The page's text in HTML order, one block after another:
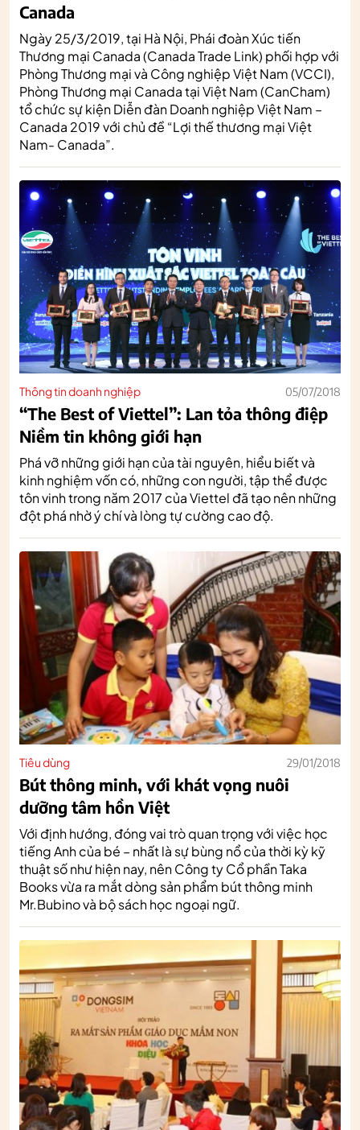
Canada
Ngày 25/3/2019, tại Hà Nội, Phái đoàn Xúc tiến
Thương mại Canada (Canada Trade Link) phối hợp với
Phòng Thương mại và Công nghiệp Việt Nam (VCCI),
Phòng Thương mại Canada tại Việt Nam (CanCham)
tổ chức sự kiện Diễn đàn Doanh nghiệp Việt Nam –
Canada 2019 với chủ đề “Lợi thế thương mại Việt
Nam- Canada”.
Thông tin doanh nghiệp 05/07/2018
“The Best of Viettel”: Lan tỏa thông điệp
Niềm tin không giới hạn
Phá vỡ những giới hạn của tài nguyên, hiểu biết và
kinh nghiệm vốn có, những con người, tập thể được
tôn vinh trong năm 2017 của Viettel đã tạo nên những
đột phá nhờ ý chí và lòng tự cường cao độ.
Tiêu dùng 29/01/2018
Bút thông minh, với khát vọng nuôi
dưỡng tâm hồn Việt
Với định hướng, đóng vai trò quan trọng với việc học
tiếng Anh của bé – nhất là sự bùng nổ của thời kỳ kỹ
thuật số như hiện nay, nên Công ty Cổ phần Taka
Books vừa ra mắt dòng sản phẩm bút thông minh
Mr.Bubino và bộ sách học ngoại ngữ.